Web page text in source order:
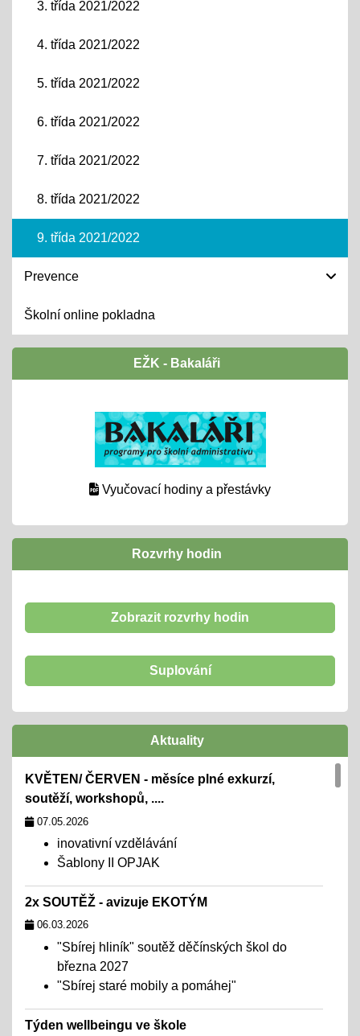
3. třída 2021/2022
4. třída 2021/2022
5. třída 2021/2022
6. třída 2021/2022
7. třída 2021/2022
8. třída 2021/2022
9. třída 2021/2022
Prevence
Školní online pokladna
EŽK - Bakaláři
Vyučovací hodiny a přestávky
Rozvrhy hodin
Zobrazit rozvrhy hodin
Suplování
Aktuality
KVĚTEN/ ČERVEN - měsíce plné exkurzí,
soutěží, workshopů, ....
07.05.2026
inovativní vzdělávání
Šablony II OPJAK
2x SOUTĚŽ - avizuje EKOTÝM
06.03.2026
"Sbírej hliník" soutěž děčínských škol do
března 2027
"Sbírej staré mobily a pomáhej"
Týden wellbeingu ve škole